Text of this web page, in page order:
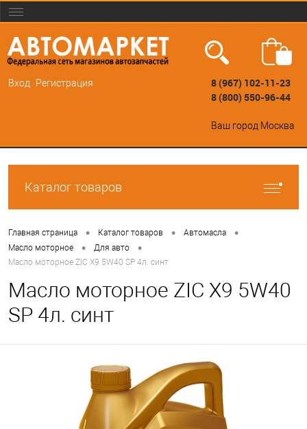
Вход Регистрация
8 (967) 102-11-23
8 (800) 550-96-44
Ваш город Москва
Каталог товаров
Главная страница • Каталог товаров • Автомасла •
Масло моторное • Для авто •
Масло моторное ZIC X9 5W40 SP 4л. синт
Масло моторное ZIC X9 5W40
SP 4л. синт